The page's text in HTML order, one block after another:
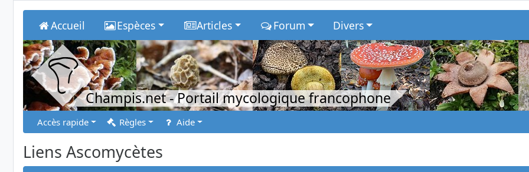
Accueil Espèces Articles Forum Divers
Champis.net- Portail mycologique francophone
Accès rapide Règles Aide
Liens Ascomycètes